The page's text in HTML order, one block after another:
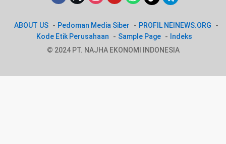
ABOUT US Pedoman Media Siber
PROFIL NEINEWS.ORG
Kode Etik Perusahaan
Sample Page
Indeks
© 2024 PT. NAJHA EKONOMI INDONESIA